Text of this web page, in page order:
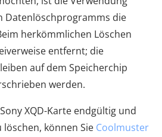
Datenlöschprogramms die
herkömmlichen Löschen
entfernt; die
auf dem Speicherchip
werden.
XQD-Karte endgültig und
können Sie Coolmuster